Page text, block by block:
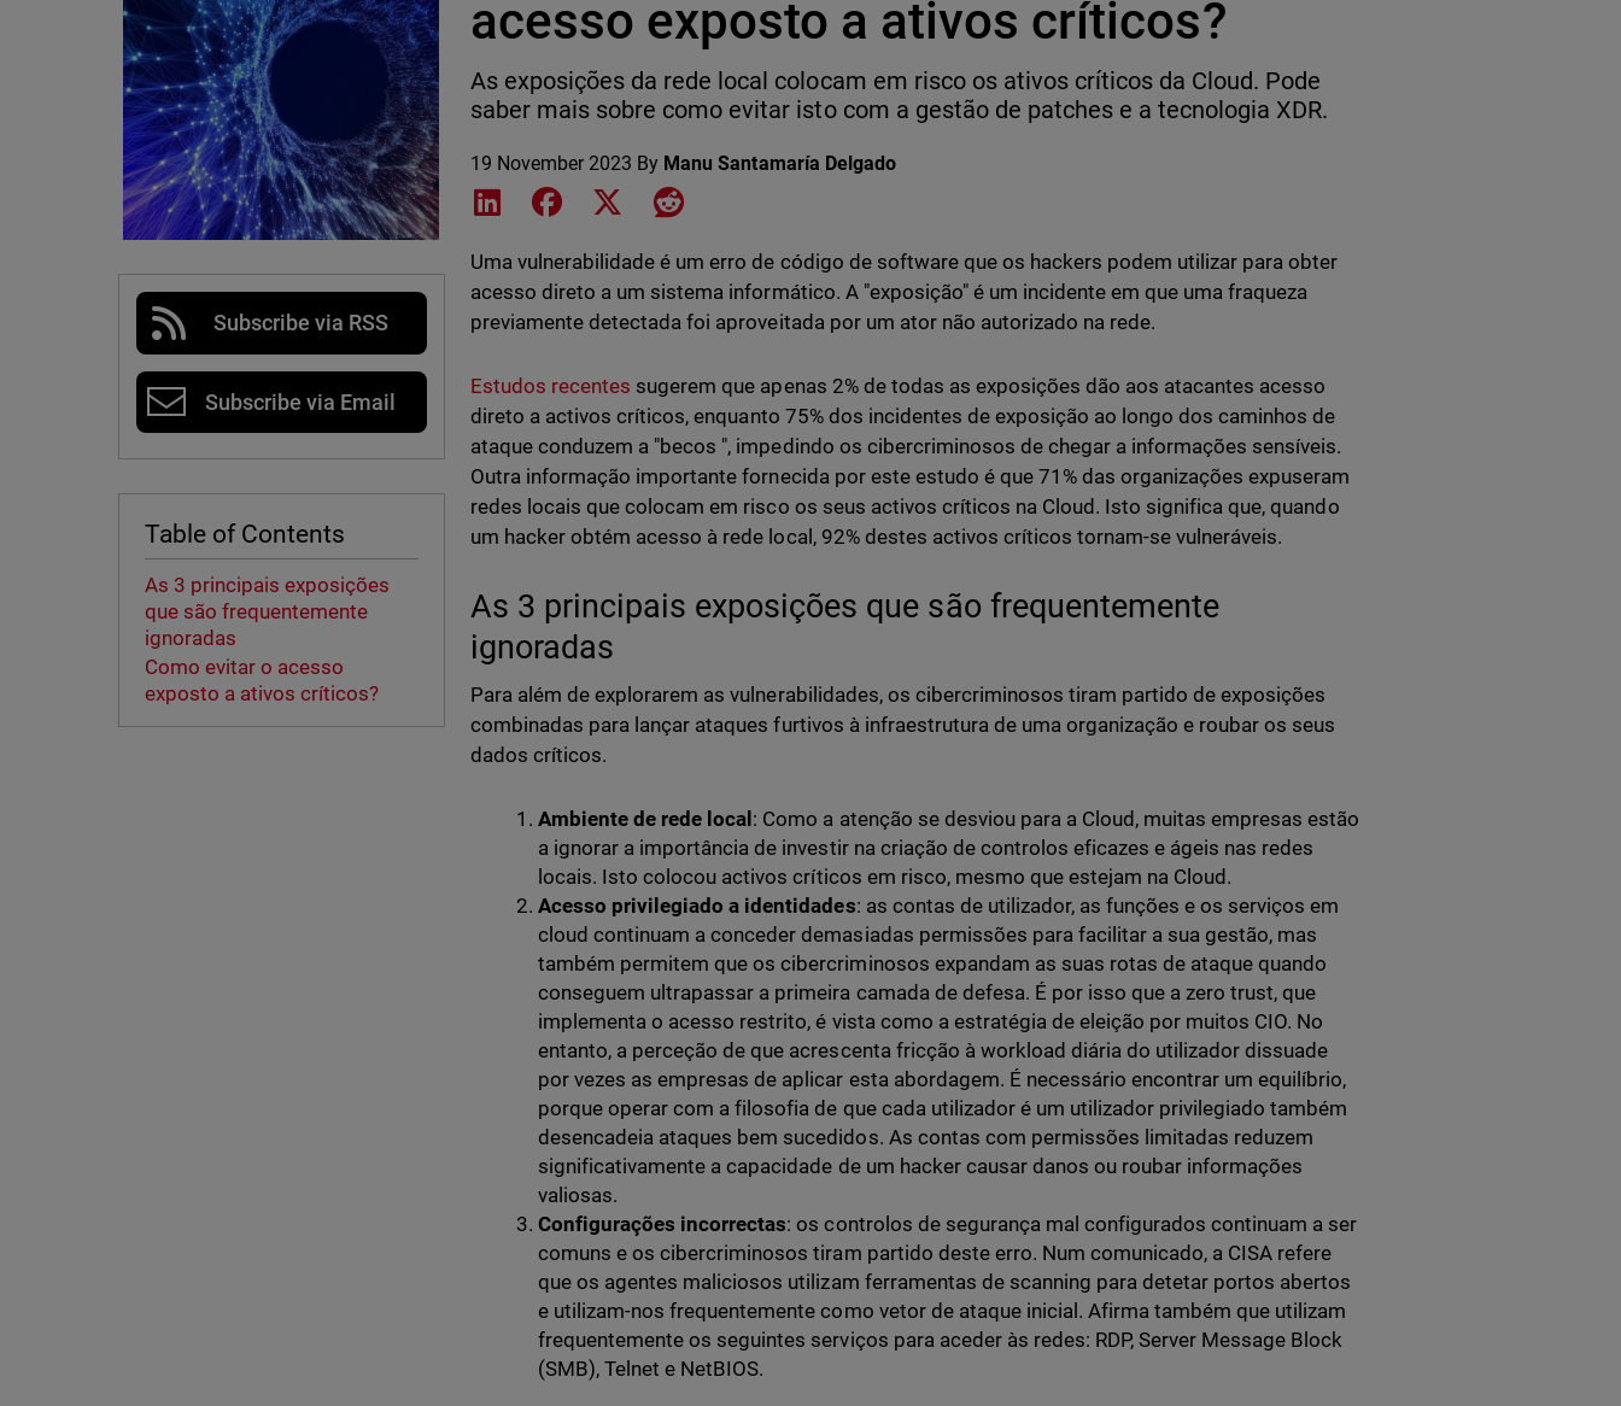
Subscribe via RSS
Subscribe via Email
Table of Contents
As 3 principais exposições
que são frequentemente
ignoradas
Como evitar o acesso
exposto a ativos críticos?
acesso exposto a ativos críticos?
As exposições da rede local colocam em risco os ativos críticos da Cloud. Pode
saber mais sobre como evitar isto com a gestão de patches e a tecnologia XDR.
19 November 2023 By Manu Santamaría Delgado
Share on LinkedIn
Share on Facebook
Share on XShare on Reddit
Uma vulnerabilidade é um erro de código de software que os hackers podem utilizar para obter
acesso direto a um sistema informático. A "exposição" é um incidente em que uma fraqueza
previamente detectada foi aproveitada por um ator não autorizado na rede.
Estudos recentes sugerem que apenas 2% de todas as exposições dão aos atacantes acesso
direto a activos críticos, enquanto 75% dos incidentes de exposição ao longo dos caminhos de
ataque conduzem a "becos ", impedindo os cibercriminosos de chegar a informações sensíveis.
Outra informação importante fornecida por este estudo é que 71% das organizações expuseram
redes locais que colocam em risco os seus activos críticos na Cloud. Isto significa que, quando
um hacker obtém acesso à rede local, 92% destes activos críticos tornam-se vulneráveis.
As 3 principais exposições que são frequentemente
ignoradas
Para além de explorarem as vulnerabilidades, os cibercriminosos tiram partido de exposições
combinadas para lançar ataques furtivos à infraestrutura de uma organização e roubar os seus
dados críticos.
Ambiente de rede local : Como a atenção se desviou para a Cloud, muitas empresas estão
a ignorar a importância de investir na criação de controlos eficazes e ágeis nas redes
locais. Isto colocou activos críticos em risco, mesmo que estejam na Cloud.
Acesso privilegiado a identidades: as contas de utilizador, as funções e os serviços em
cloud continuam a conceder demasiadas permissões para facilitar a sua gestão, mas
também permitem que os cibercriminosos expandam as suas rotas de ataque quando
conseguem ultrapassar a primeira camada de defesa. É por isso que a zero trust, que
implementa o acesso restrito, é vista como a estratégia de eleição por muitos CIO. No
entanto, a perceção de que acrescenta fricção à workload diária do utilizador dissuade
por vezes as empresas de aplicar esta abordagem. É necessário encontrar um equilíbrio,
porque operar com a filosofia de que cada utilizador é um utilizador privilegiado também
desencadeia ataques bem sucedidos. As contas com permissões limitadas reduzem
significativamente a capacidade de um hacker causar danos ou roubar informações
valiosas.
Configurações incorrectas: os controlos de segurança mal configurados continuam a ser
comuns e os cibercriminosos tiram partido deste erro. Num comunicado, a CISA refere
que os agentes maliciosos utilizam ferramentas de scanning para detetar portos abertos
e utilizam-nos frequentemente como vetor de ataque inicial. Afirma também que utilizam
frequentemente os seguintes serviços para aceder às redes: RDP, Server Message Block
(SMB), Telnet e NetBIOS.